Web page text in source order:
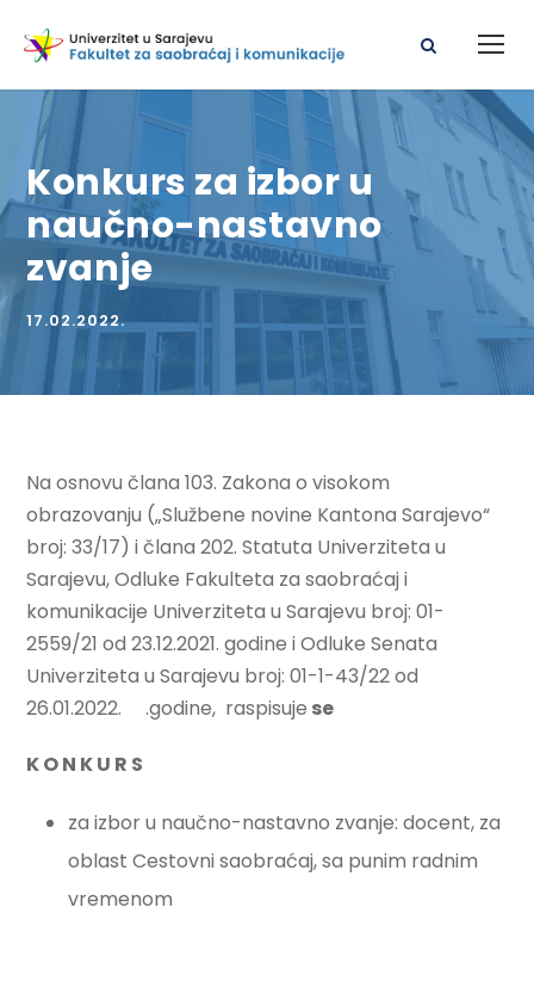
Konkurs za izbor u
naučno-nastavno
zvanje
17.02.2022.
Na osnovu člana 103. Zakona o visokom
obrazovanju („Službene novine Kantona Sarajevo“
broj: 33/17) i člana 202. Statuta Univerziteta u
Sarajevu, Odluke Fakulteta za saobraćaj i
komunikacije Univerziteta u Sarajevu broj: 01-
2559/21 od 23.12.2021. godine i Odluke Senata
Univerziteta u Sarajevu broj: 01-1-43/22 od
26.01.2022. .godine, raspisuje se
K O N K U R S
za izbor u naučno-nastavno zvanje: docent, za
oblast Cestovni saobraćaj, sa punim radnim
vremenom